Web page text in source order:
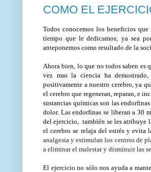
COMO EL
Todos conocemos los beneficios
tiempo que le dedicamos; ya sea
anteponemos como resultado de la
Ahora bien, lo que no todos saben es
vez mas la ciencia ha
positivamente a nuestro cerebro, ya
el cerebro que regeneran, reparan, e
sustancias químicas son las
dolor. Las endorfinas se liberan a
del ejercicio, también se les atribuye
el cerebro se relaja del estrés y evita
analgesia y estimulan los centros de
a eliminar el malestar y disminuir las
El ejercicio no sólo nos ayuda a